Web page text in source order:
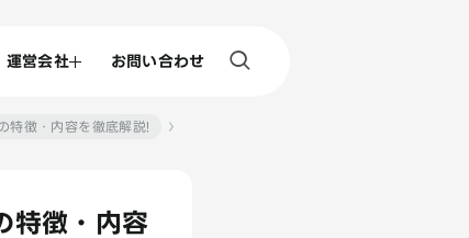
運営会社 お問い合わせ
特徴・内容を徹底解説!
特徴・内容